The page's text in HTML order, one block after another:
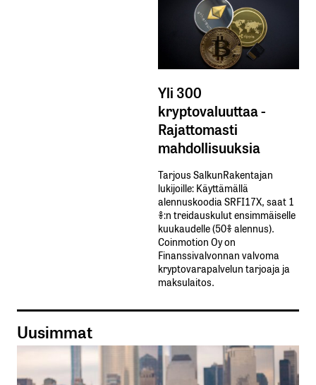
Yli 300
kryptovaluuttaa -
Rajattomasti
mahdollisuuksia
Tarjous SalkunRakentajan
lukijoille: Käyttämällä​ ​
alennuskoodia​ ​SRFI17X,​ ​saat​ ​1
%:n treidauskulut​ ​ensimmäiselle​ ​
kuukaudelle​ ​(50%​ ​alennus).
Coinmotion Oy on
Finanssivalvonnan valvoma
kryptovarapalvelun tarjoaja ja
maksulaitos.
Uusimmat